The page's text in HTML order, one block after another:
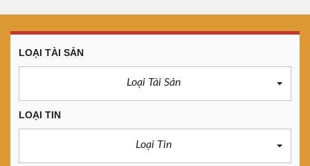
LOẠI TÀI SẢN
Loại Tài Sản
LOẠI TIN
Loại Tin